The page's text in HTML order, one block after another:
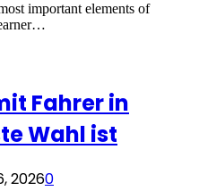
important elements of
Fahrer in
Wahl ist
20260